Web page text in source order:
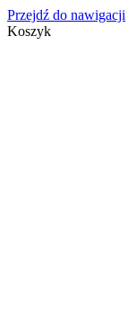
Przejdź do nawigacji
Koszyk